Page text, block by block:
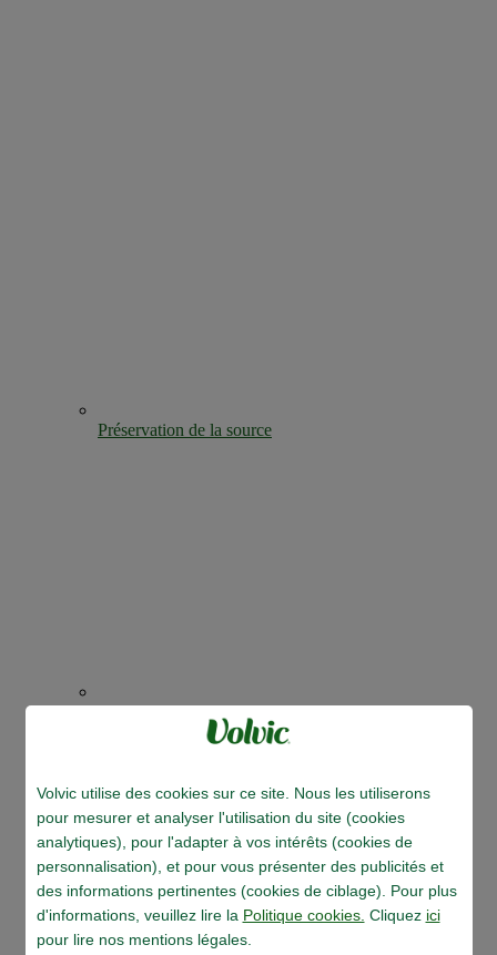
Préservation de la source
Empreinte carbone
Nos produits
Volvic utilise des cookies sur ce site. Nous les utiliserons
pour mesurer et analyser l'utilisation du site (cookies
analytiques), pour l'adapter à vos intérêts (cookies de
personnalisation), et pour vous présenter des publicités et
des informations pertinentes (cookies de ciblage). Pour plus
d'informations, veuillez lire la Politique cookies. Cliquez ici
pour lire nos mentions légales.